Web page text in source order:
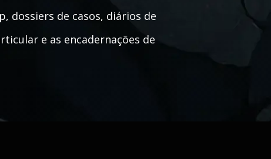
dossiers de casos, diários de
e as encadernações de